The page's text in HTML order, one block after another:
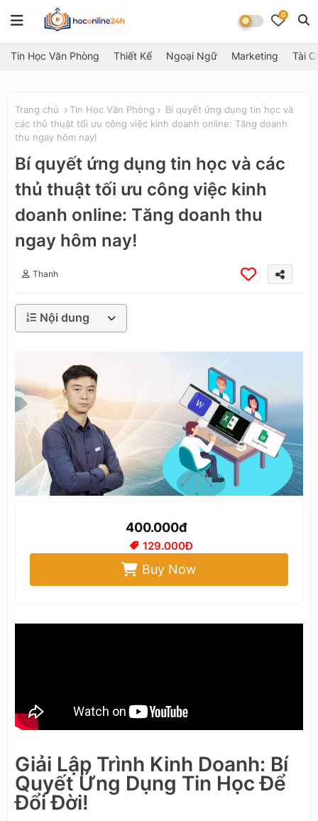
0
Tin Học Văn Phòng Thiết Kế Ngoại Ngữ Marketing Tài
Trang chủ Tin Học Văn Phòng
Bí quyết ứng dụng tin học và
các thủ thuật tối ưu công việc kinh doanh online: Tăng doanh
thu ngay hôm nay!
Bí quyết ứng dụng tin học và các
thủ thuật tối ưu công việc kinh
doanh online: Tăng doanh thu
ngay hôm nay!
Thanh
Nội dung
400.000đ
129.000Đ
Buy Now
Giải Lập Trình Kinh Doanh: Bí
Quyết Ứng Dụng Tin Học Để
Đổi Đời!